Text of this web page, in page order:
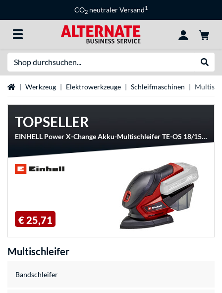
CO2 neutraler Versand1
StartseiteWerkzeug Elektrowerkzeuge Schleifmaschinen
TOPSELLER
EINHELL Power X-Change Akku-Multischleifer TE-OS 18/150 Li-Solo, 18Volt
€ 25,71
Multischleifer
Bandschleifer